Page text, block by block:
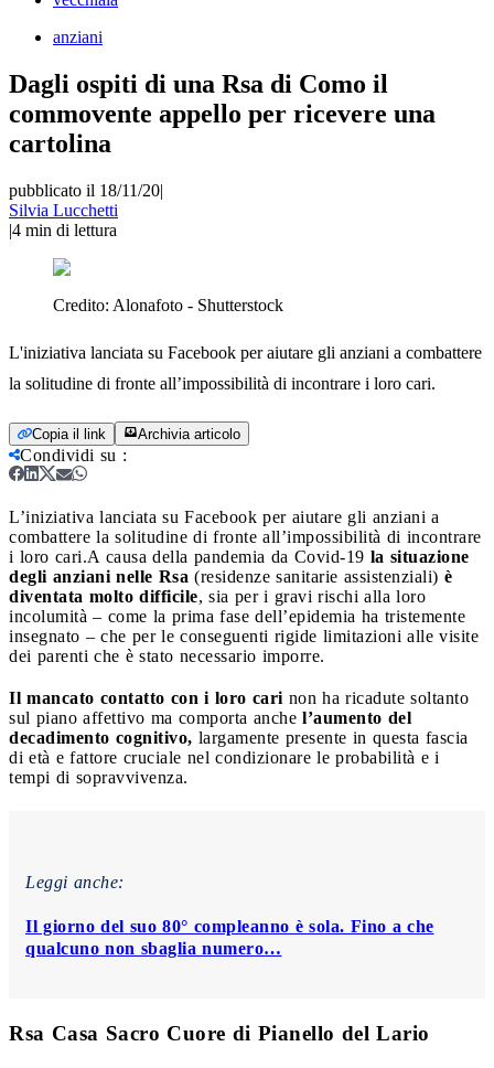
anziani
Dagli ospiti di una Rsa di Como il
commovente appello per ricevere una
cartolina
pubblicato il 18/11/20|
Silvia Lucchetti
|4 min di lettura
Credito: Alonafoto - Shutterstock
L'iniziativa lanciata su Facebook per aiutare gli anziani a combattere
la solitudine di fronte all’impossibilità di incontrare i loro cari.
Copia il link Archivia articolo
Condividi su :
L’iniziativa lanciata su Facebook per aiutare gli anziani a
combattere la solitudine di fronte all’impossibilità di incontrare
i loro cari.A causa della pandemia da Covid-19 la situazione
degli anziani nelle Rsa (residenze sanitarie assistenziali) è
diventata molto difficile, sia per i gravi rischi alla loro
incolumità – come la prima fase dell’epidemia ha tristemente
insegnato – che per le conseguenti rigide limitazioni alle visite
dei parenti che è stato necessario imporre.
Il mancato contatto con i loro cari non ha ricadute soltanto
sul piano affettivo ma comporta anche l’aumento del
decadimento cognitivo, largamente presente in questa fascia
di età e fattore cruciale nel condizionare le probabilità e i
tempi di sopravvivenza.
Leggi anche:
Il giorno del suo 80° compleanno è sola. Fino a che
qualcuno non sbaglia numero…
Rsa Casa Sacro Cuore di Pianello del Lario